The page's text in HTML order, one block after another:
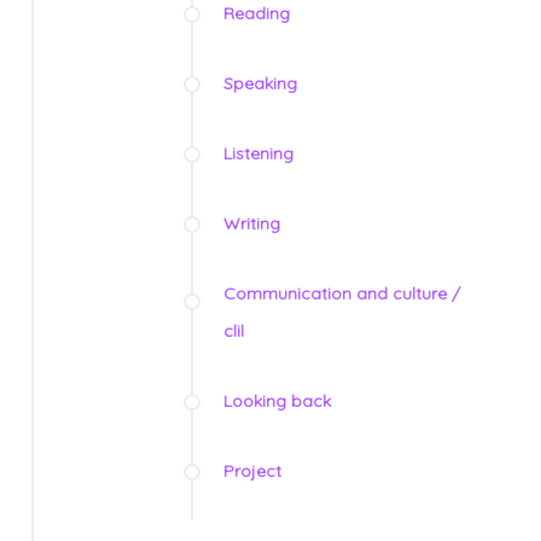
Reading
Speaking
Listening
Writing
Communication and culture /
clil
Looking back
Project